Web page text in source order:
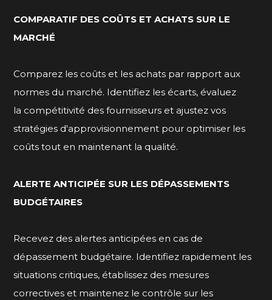
COMPARATIF DES COÛTS ET ACHATS SUR LE
MARCHÉ
Comparez les coûts et les achats par rapport aux
normes du marché. Identifiez les écarts, évaluez
la compétitivité des fournisseurs et ajustez vos
stratégies d'approvisionnement pour optimiser les
coûts tout en maintenant la qualité.
ALERTE ANTICIPÉE SUR LES DÉPASSEMENTS
BUDGÉTAIRES
Recevez des alertes anticipées en cas de
dépassement budgétaire. Identifiez rapidement les
situations critiques, établissez des mesures
correctives et maintenez le contrôle sur les